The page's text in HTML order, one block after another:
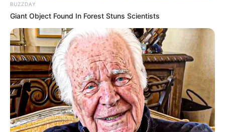
BUZZDAY
Giant Object Found In Forest Stuns Scientists